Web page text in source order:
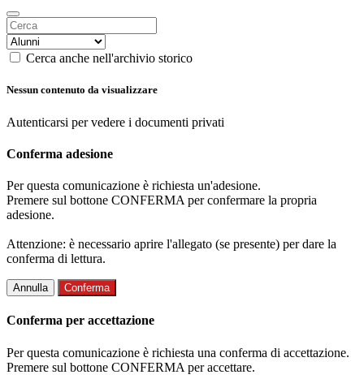
Cerca anche nell'archivio storico
Nessun contenuto da visualizzare
Autenticarsi per vedere i documenti privati
Conferma adesione
Per questa comunicazione è richiesta un'adesione.
Premere sul bottone CONFERMA per confermare la propria
adesione.
Attenzione: è necessario aprire l'allegato (se presente) per dare la
conferma di lettura.
Annulla Conferma
Conferma per accettazione
Per questa comunicazione è richiesta una conferma di accettazione.
Premere sul bottone CONFERMA per accettare.